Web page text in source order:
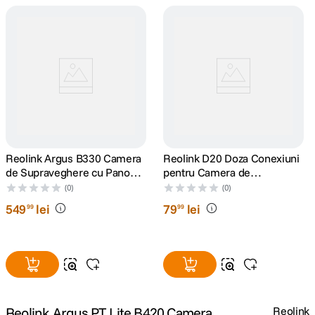
Reolink Argus B330 Camera
de Supraveghere cu Panou
Solar 4 MP si Inteligenta
Artificiala
(0)
54999 lei
Reolink D20 Doza Conexiuni
pentru Camera de
Supraveghere Reolink
(0)
7999 lei
Reolink